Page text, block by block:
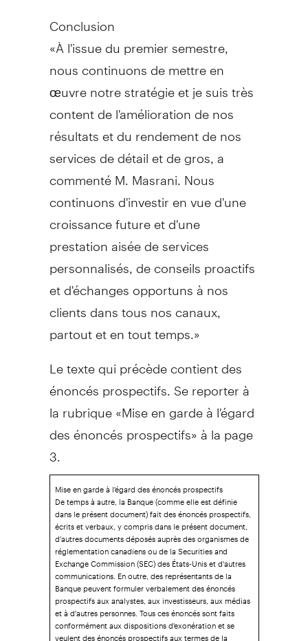
Conclusion
«À l'issue du premier semestre,
nous continuons de mettre en
œuvre notre stratégie et je suis très
content de l'amélioration de nos
résultats et du rendement de nos
services de détail et de gros, a
commenté M. Masrani. Nous
continuons d'investir en vue d'une
croissance future et d'une
prestation aisée de services
personnalisés, de conseils proactifs
et d'échanges opportuns à nos
clients dans tous nos canaux,
partout et en tout temps.»
Le texte qui précède contient des
énoncés prospectifs. Se reporter à
la rubrique «Mise en garde à l'égard
des énoncés prospectifs» à la page
3.
Mise en garde à l'égard des énoncés prospectifs
De temps à autre, la Banque (comme elle est définie
dans le présent document) fait des énoncés prospectifs,
écrits et verbaux, y compris dans le présent document,
d'autres documents déposés auprès des organismes de
réglementation canadiens ou de la Securities and
Exchange Commission (SEC) des États‑Unis et d'autres
communications. En outre, des représentants de la
Banque peuvent formuler verbalement des énoncés
prospectifs aux analystes, aux investisseurs, aux médias
et à d'autres personnes. Tous ces énoncés sont faits
conformément aux dispositions d'exonération et se
veulent des énoncés prospectifs aux termes de la